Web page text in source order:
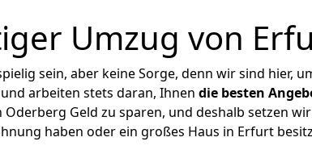
Umzug von
sein, aber keine Sorge, denn wir sind hier,
und arbeiten stets daran, Ihnen die besten
Geld zu sparen, und deshalb setzen
haben oder ein großes Haus in Erfurt